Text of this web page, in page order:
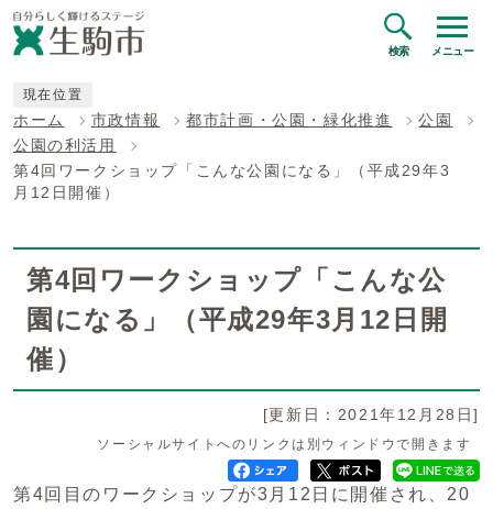
検索 メニュー
現在位置
ホーム 市政情報 都市計画・公園・緑化推進
公園
公園の利活用
第4回ワークショップ「こんな公園になる」（平成29年3
月12日開催）
第4回ワークショップ「こんな公
園になる」（平成29年3月12日開
催）
[更新日：2021年12月28日]
ソーシャルサイトへのリンクは別ウィンドウで開きます
第4回目のワークショップが3月12日に開催され、20